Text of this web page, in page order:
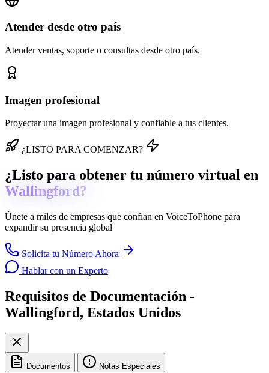
Atender desde otro país
Atender ventas, soporte o consultas desde otro país.
Imagen profesional
Proyectar una imagen profesional y confiable a tus clientes.
¿LISTO PARA COMENZAR?
¿Listo para obtener tu número virtual en
Wallingford?
Únete a miles de empresas que confían en VoiceToPhone para
expandir su presencia global
Solicita tu Número Ahora
Hablar con un Experto
Requisitos de Documentación -
Wallingford, Estados Unidos
Documentos Notas Especiales